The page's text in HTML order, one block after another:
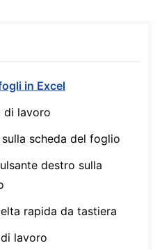
in Excel
di lavoro
scheda del foglio
destro sulla
rapida da tastiera
lavoro